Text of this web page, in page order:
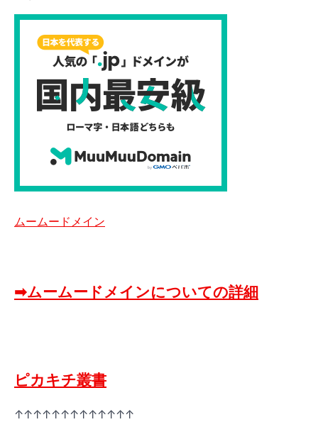
ムームードメイン
➡ムームードメインについての詳細
ピカキチ叢書
↑↑↑↑↑↑↑↑↑↑↑↑↑